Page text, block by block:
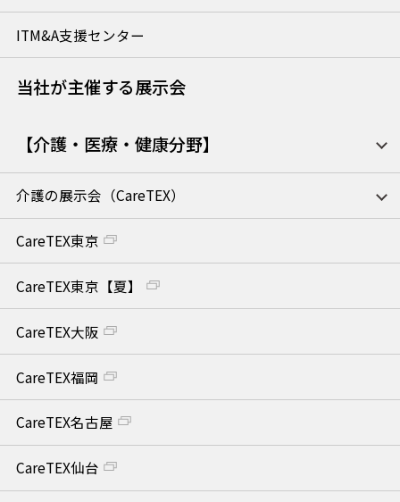
ITM&A支援センター
当社が主催する展示会
【介護・医療・健康分野】
介護の展示会（CareTEX）
CareTEX東京
CareTEX東京【夏】
CareTEX大阪
CareTEX福岡
CareTEX名古屋
CareTEX仙台